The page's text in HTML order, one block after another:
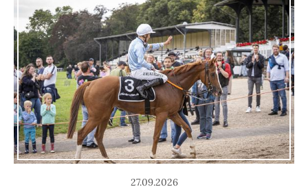
27.09.2026